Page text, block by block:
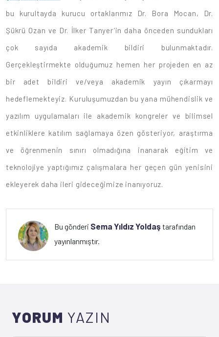
bu kurultayda kurucu ortaklarımız Dr. Bora Mocan, Dr.
Şükrü Ozan ve Dr. İlker Tanyer’in daha önceden sundukları
çok sayıda akademik bildiri bulunmaktadır.
Gerçekleştirmekte olduğumuz hemen her projeden en az
bir adet bildiri ve/veya akademik yayın çıkarmayı
hedeflemekteyiz. Kuruluşumuzdan bu yana mühendislik ve
yazılım uygulamaları ile akademik kongreler ve bilimsel
etkinliklere katılım sağlamaya özen gösteriyor, araştırma
ve öğrenmenin sınırı olmadığına inanarak eğitim ve
teknolojiye yaptığımız çalışmalara her geçen gün yenisini
ekleyerek daha ileri gideceğimize inanıyoruz.
Bu gönderi Sema Yıldız Yoldaştarafından
yayınlanmıştır.
YORUM YAZIN